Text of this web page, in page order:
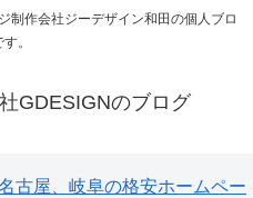
制作会社ジーデザイン和田の個人ブロ
。
GDESIGNのブログ
古屋、岐阜の格安ホームペー